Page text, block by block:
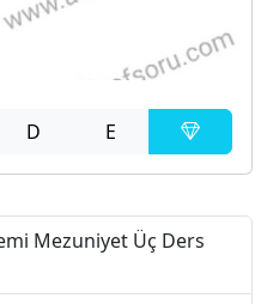
D E
Mezuniyet Üç Ders